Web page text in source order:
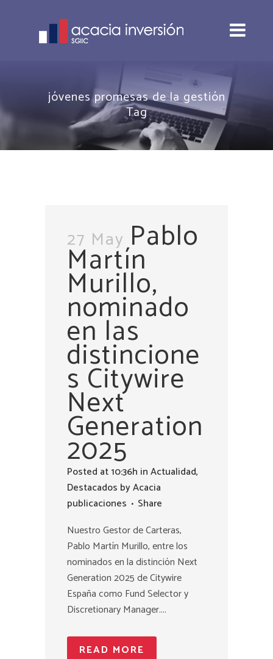
jóvenes promesas de la gestión
Tag
27 May Pablo
Martín
Murillo,
nominado
en las
distincione
s Citywire
Next
Generation
2025
Posted at 10:36h inActualidad,
Destacados byAcacia
publicaciones
Share
Nuestro Gestor de Carteras,
Pablo Martín Murillo, entre los
nominados en la distinción Next
Generation 2025 de Citywire
España como Fund Selector y
Discretionary Manager....
READ MORE